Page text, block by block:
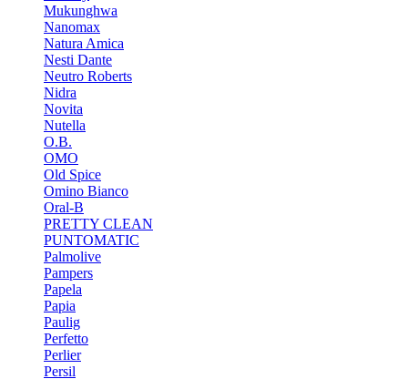
Mukunghwa
Nanomax
Natura Amica
Nesti Dante
Neutro Roberts
Nidra
Novita
Nutella
O.B.
OMO
Old Spice
Omino Bianco
Oral-B
PRETTY CLEAN
PUNTOMATIC
Palmolive
Pampers
Papela
Papia
Paulig
Perfetto
Perlier
Persil